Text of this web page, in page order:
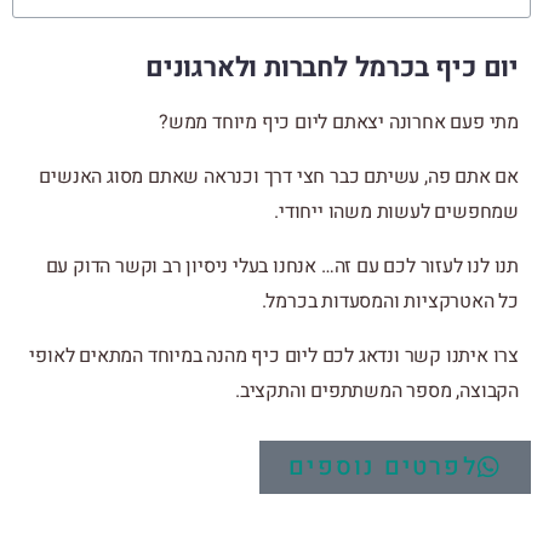
יום כיף בכרמל לחברות ולארגונים
מתי פעם אחרונה יצאתם ליום כיף מיוחד ממש?
אם אתם פה, עשיתם כבר חצי דרך וכנראה שאתם מסוג האנשים
שמחפשים לעשות משהו ייחודי.
תנו לנו לעזור לכם עם זה… אנחנו בעלי ניסיון רב וקשר הדוק עם
כל האטרקציות והמסעדות בכרמל.
צרו איתנו קשר ונדאג לכם ליום כיף מהנה במיוחד המתאים לאופי
הקבוצה, מספר המשתתפים והתקציב.
לפרטים נוספים